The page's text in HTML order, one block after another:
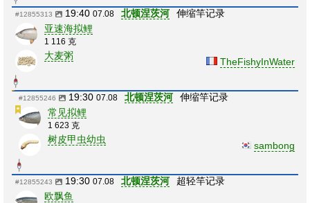
#12855313 19:40 07.08 北顿涅茨河
伸缩竿记录
亚速海拟鲤
1 116 克
大麦粥
TheFishyInWater
#12855246 19:30 07.08 北顿涅茨河
伸缩竿记录
常见拟鲤
1 623 克
树皮甲虫幼虫
sambong
#12855243 19:30 07.08 北顿涅茨河
超轻竿记录
欧飘鱼